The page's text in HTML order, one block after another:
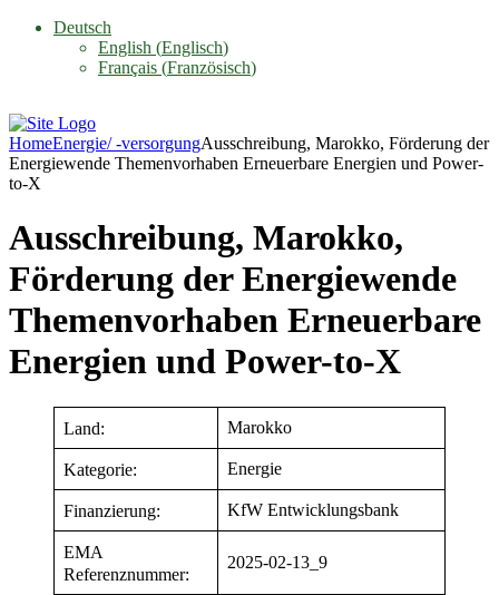
Deutsch
English (Englisch)
Français (Französisch)
HomeEnergie/ -versorgungAusschreibung, Marokko, Förderung der
Energiewende Themenvorhaben Erneuerbare Energien und Power-
to-X
Ausschreibung, Marokko,
Förderung der Energiewende
Themenvorhaben Erneuerbare
Energien und Power-to-X
Land: Marokko
Kategorie: Energie
Finanzierung: KfW Entwicklungsbank
EMA
Referenznummer:
2025-02-13_9